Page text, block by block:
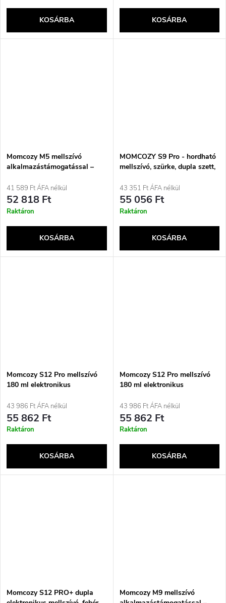
KOSÁRBA KOSÁRBA
Momcozy M5 mellszívó
alkalmazástámogatással –
41 589 Ft ÁFA nélkül
52 818 Ft
Raktáron
KOSÁRBA
MOMCOZY S9 Pro - hordható
mellszívó, szürke, dupla szett,
43 351 Ft ÁFA nélkül
55 056 Ft
Raktáron
KOSÁRBA
Momcozy S12 Pro mellszívó
180 ml elektronikus
43 986 Ft ÁFA nélkül
55 862 Ft
Raktáron
KOSÁRBA
Momcozy S12 Pro mellszívó
180 ml elektronikus
43 986 Ft ÁFA nélkül
55 862 Ft
Raktáron
KOSÁRBA
Momcozy S12 PRO+ dupla
Momcozy M9 mellszívó